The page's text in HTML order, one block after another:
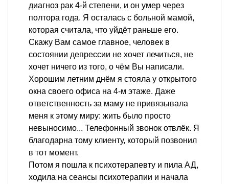
диагноз рак 4-й степени, и он умер через
полтора года. Я осталась с больной мамой,
которая считала, что уйдёт раньше его.
Скажу Вам самое главное, человек в
состоянии депрессии не хочет лечиться, не
хочет ничего из того, о чём Вы написали.
Хорошим летним днём я стояла у открытого
окна своего офиса на 4-м этаже. Даже
ответственность за маму не привязывала
меня к этому миру: жить было просто
невыносимо... Телефонный звонок отвлёк. Я
благодарна тому клиенту, который позвонил
в тот момент.
Потом я пошла к психотерапевту и пила АД,
ходила на сеансы психотерапии и начала